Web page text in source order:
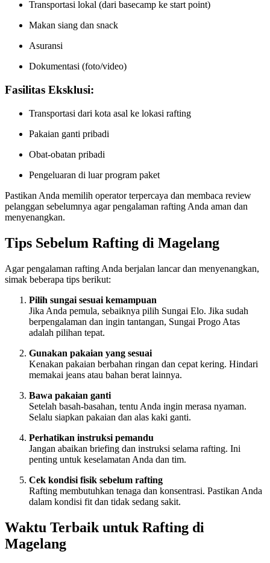
Transportasi lokal (dari basecamp ke start point)
Makan siang dan snack
Asuransi
Dokumentasi (foto/video)
Fasilitas Eksklusi:
Transportasi dari kota asal ke lokasi rafting
Pakaian ganti pribadi
Obat-obatan pribadi
Pengeluaran di luar program paket
Pastikan Anda memilih operator terpercaya dan membaca review
pelanggan sebelumnya agar pengalaman rafting Anda aman dan
menyenangkan.
Tips Sebelum Rafting di Magelang
Agar pengalaman rafting Anda berjalan lancar dan menyenangkan,
simak beberapa tips berikut:
Pilih sungai sesuai kemampuan
Jika Anda pemula, sebaiknya pilih Sungai Elo. Jika sudah
berpengalaman dan ingin tantangan, Sungai Progo Atas
adalah pilihan tepat.
Gunakan pakaian yang sesuai
Kenakan pakaian berbahan ringan dan cepat kering. Hindari
memakai jeans atau bahan berat lainnya.
Bawa pakaian ganti
Setelah basah-basahan, tentu Anda ingin merasa nyaman.
Selalu siapkan pakaian dan alas kaki ganti.
Perhatikan instruksi pemandu
Jangan abaikan briefing dan instruksi selama rafting. Ini
penting untuk keselamatan Anda dan tim.
Cek kondisi fisik sebelum rafting
Rafting membutuhkan tenaga dan konsentrasi. Pastikan Anda
dalam kondisi fit dan tidak sedang sakit.
Waktu Terbaik untuk Rafting di
Magelang